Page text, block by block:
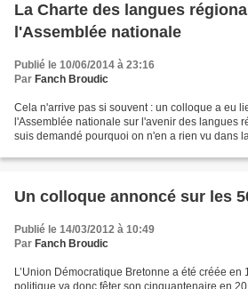
La Charte des langues
l'Assemblée nationale
Publié le 10/06/2014 à 23:16
Par Fanch Broudic
Cela n'arrive pas si souvent : un colloque a eu
l'Assemblée nationale sur l'avenir des langues
suis demandé pourquoi on n'en a rien vu dans
Un colloque annoncé sur les
Publié le 14/03/2012 à 10:49
Par Fanch Broudic
L’Union Démocratique Bretonne a été créée en
politique va donc fêter son cinquantenaire en